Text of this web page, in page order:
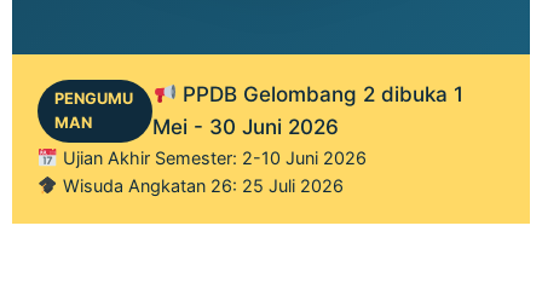
PENGUMU
MAN
PPDB Gelombang 2 dibuka 1
Mei - 30 Juni 2026
Ujian Akhir Semester: 2-10 Juni 2026
Wisuda Angkatan 26: 25 Juli 2026